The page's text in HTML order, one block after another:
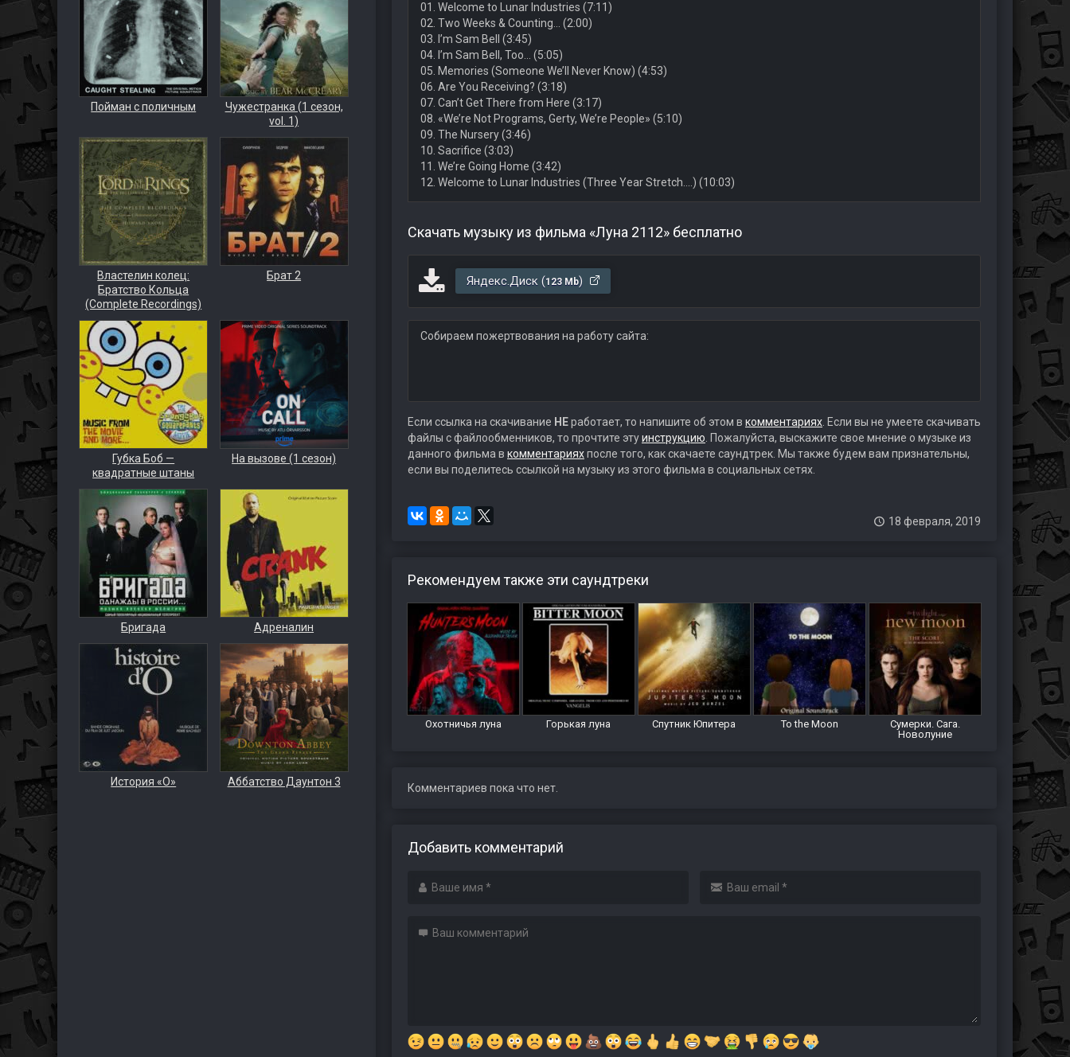
Пойман с поличным
Чужестранка (1 сезон,
vol. 1)
Властелин колец:
Братство Кольца
(Complete Recordings)
Брат 2
Губка Боб —
квадратные штаны
На вызове (1 сезон)
Бригада Адреналин
История «О» Аббатство Даунтон 3
01. Welcome to Lunar Industries (7:11)
02. Two Weeks & Counting… (2:00)
03. I’m Sam Bell (3:45)
04. I’m Sam Bell, Too… (5:05)
05. Memories (Someone We’ll Never Know) (4:53)
06. Are You Receiving? (3:18)
07. Can’t Get There from Here (3:17)
08. «We’re Not Programs, Gerty, We’re People» (5:10)
09. The Nursery (3:46)
10. Sacrifice (3:03)
11. We’re Going Home (3:42)
12. Welcome to Lunar Industries (Three Year Stretch….) (10:03)
Скачать музыку из фильма «Луна 2112» бесплатно
Яндекс.Диск (123 Mb)
Собираем пожертвования на работу сайта:
Если ссылка на скачивание НЕработает, то напишите об этом в комментариях. Если вы не умеете скачивать
файлы с файлообменников, то прочтите этуинструкцию . Пожалуйста, выскажите свое мнение о музыке из
данного фильма в комментарияхпосле того, как скачаете саундтрек. Мы также будем вам признательны,
если вы поделитесь ссылкой на музыку из этого фильма в социальных сетях.
18 февраля, 2019
Рекомендуем также эти саундтреки
Охотничья луна Горькая луна Спутник Юпитера To the Moon
Сумерки. Сага.
Новолуние
Комментариев пока что нет.
Добавить комментарий